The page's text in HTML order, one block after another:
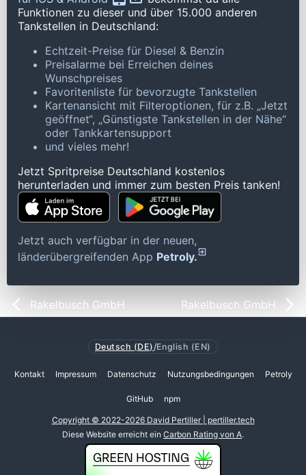
Funktionen zu dieser und über 15.000 anderen
Tankstellen in Deutschland:
Echtzeit-Preise für Diesel & Benzin
Preisalarme bei Erreichen deines
Wunschpreises
Favoritenliste für bevorzugte Tankstellen
Kartenansicht mit Filteroptionen, für z.B. „Jetzt
geöffnet“, „Günstigste Tankstellen in der Nähe“
oder Tankkartensupport
und vieles mehr!
Jetzt Spritpreise Deutschland kostenlos
herunterladen und immer zum besten Preis tanken!
Jetzt auch verfügbar in der neuen,
länderübergreifenden App Petroly.
Rakelbusch GmbH Rakelbusch GmbH
Deutsch (DE) /English (EN)
Kontakt Impressum Datenschutz Nutzungsbedingungen Petroly
GitHub npm
Copyright © 2022-2026 David Pertiller | pertiller.tech
Diese Website erreicht ein Carbon Rating von A.